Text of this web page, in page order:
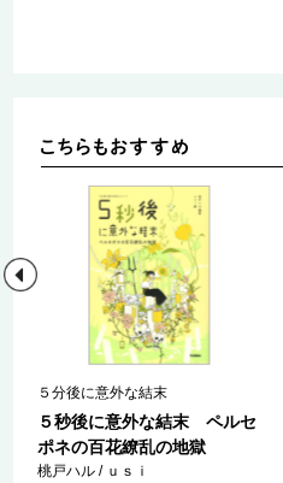
５分後に意外な結末
５秒後に意外な結末 ペルセ
ポネの百花繚乱の地獄
桃戸ハル / ｕｓｉ